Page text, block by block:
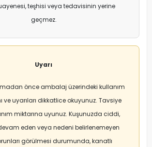
teşhisi veya tedavisinin yerine
geçmez.
Uyarı
önce ambalaj üzerindeki kullanım
ve uyarıları dikkatlice okuyunuz. Tavsiye
miktarına uyunuz. Kuşunuzda ciddi,
eden veya nedeni belirlenemeyen
görülmesi durumunda, kanatlı